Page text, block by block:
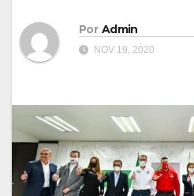
Por Admin
NOV 19, 2020